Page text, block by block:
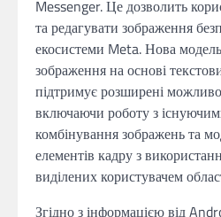
Messenger. Це дозволить
та редагувати зображення
екосистеми Meta. Нова
зображення на основі
підтримує розширені
включаючи роботу з
комбінування зображень та
елементів кадру з
виділених користувачем
Згідно з інформацією від